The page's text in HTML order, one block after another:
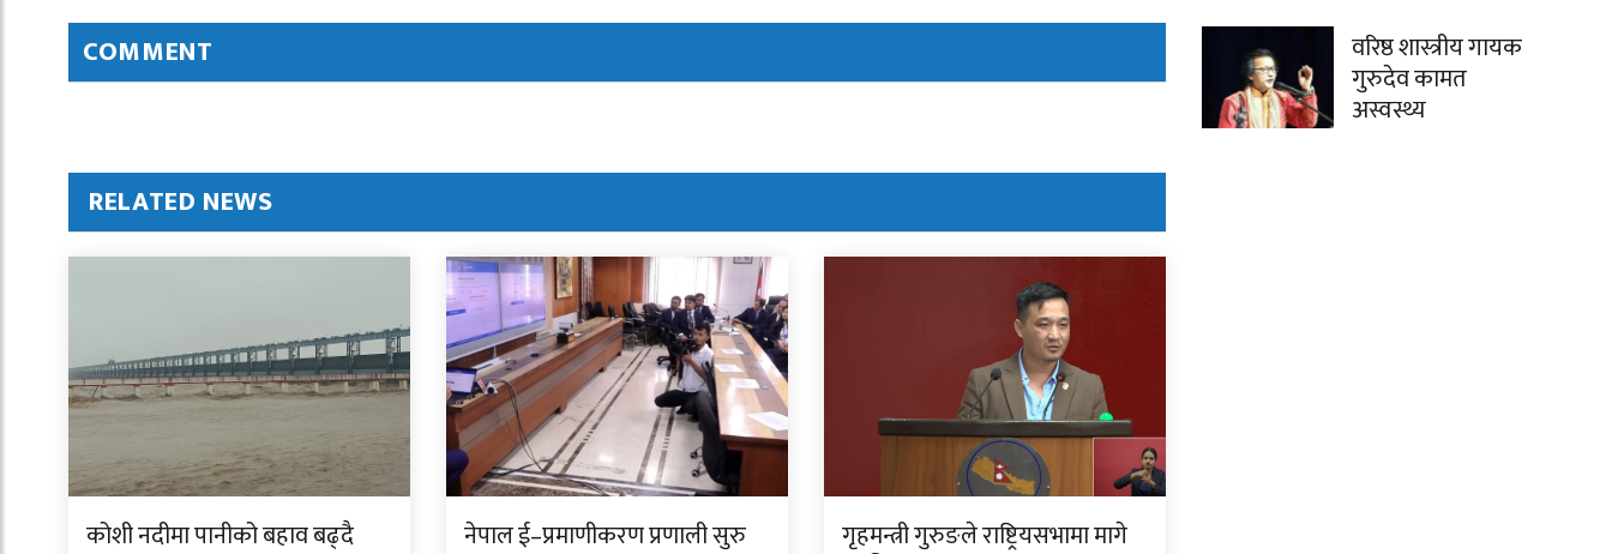
COMMENT
RELATED NEWS
कोशी नदीमा पानीको बहाव बढ्दै नेपाल ई–प्रमाणीकरण प्रणाली सुरु गृहमन्त्री गुरुङले राष्ट्रियसभामा मागे
वरिष्ठ शास्त्रीय गायक
गुरुदेव कामत
अस्वस्थ्य